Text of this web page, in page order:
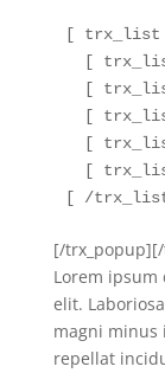
[ trx_list
[
[
[
[
[
[ /
[/
Lorem
elit.
magni minus
repellat